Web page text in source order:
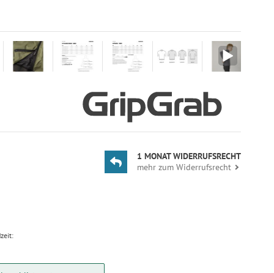
1 MONAT WIDERRUFSRECHT
mehr zum Widerrufsrecht